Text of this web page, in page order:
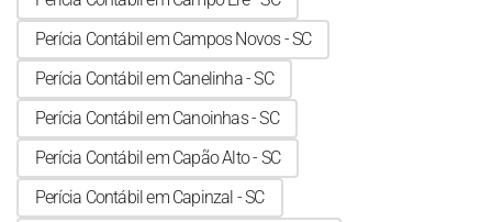
Perícia Contábil em Campos Novos - SC
Perícia Contábil em Canelinha - SC
Perícia Contábil em Canoinhas - SC
Perícia Contábil em Capão Alto - SC
Perícia Contábil em Capinzal - SC